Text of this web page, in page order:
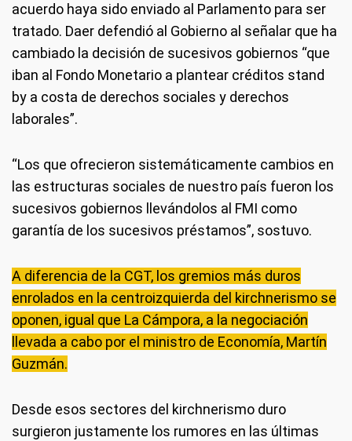
acuerdo haya sido enviado al Parlamento para ser
tratado. Daer defendió al Gobierno al señalar que ha
cambiado la decisión de sucesivos gobiernos “que
iban al Fondo Monetario a plantear créditos stand
by a costa de derechos sociales y derechos
laborales”.
“Los que ofrecieron sistemáticamente cambios en
las estructuras sociales de nuestro país fueron los
sucesivos gobiernos llevándolos al FMI como
garantía de los sucesivos préstamos”, sostuvo.
A diferencia de la CGT, los gremios más duros
enrolados en la centroizquierda del kirchnerismo se
oponen, igual que La Cámpora, a la negociación
llevada a cabo por el ministro de Economía, Martín
Guzmán.
Desde esos sectores del kirchnerismo duro
surgieron justamente los rumores en las últimas